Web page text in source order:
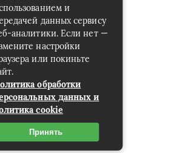
и
данных сервису
аналитики. Если нет —
настройки
или покиньте
обработки
данных и
cookie
Принять